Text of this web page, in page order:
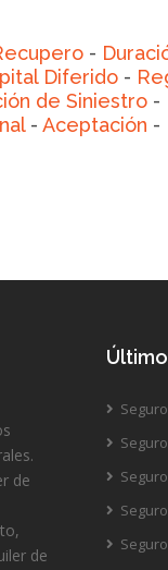
-
Diferido-
de Siniestro-
- Aceptación -
de
de